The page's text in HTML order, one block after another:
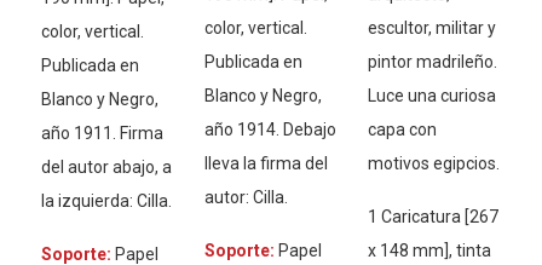
color, vertical.
Publicada en
Blanco y Negro,
año 1911. Firma
del autor abajo, a
la izquierda: Cilla.
Soporte: Papel
color, vertical.
Publicada en
Blanco y Negro,
año 1914. Debajo
lleva la firma del
autor: Cilla.
Soporte: Papel
escultor, militar y
pintor madrileño.
Luce una curiosa
capa con
motivos egipcios.
1 Caricatura [267
x 148 mm], tinta